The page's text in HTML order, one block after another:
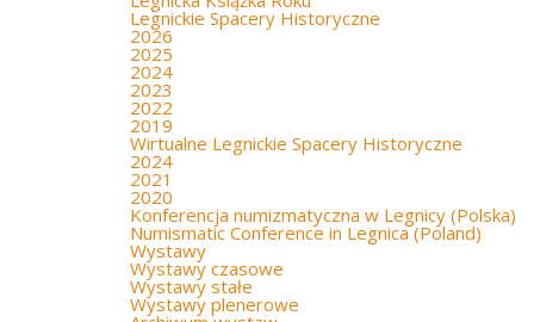
Legnickie Spacery Historyczne
2026
2025
2024
2023
2022
2019
Wirtualne Legnickie Spacery Historyczne
2024
2021
2020
Konferencja numizmatyczna w Legnicy (Polska)
Numismatic Conference in Legnica (Poland)
Wystawy
Wystawy czasowe
Wystawy stałe
Wystawy plenerowe